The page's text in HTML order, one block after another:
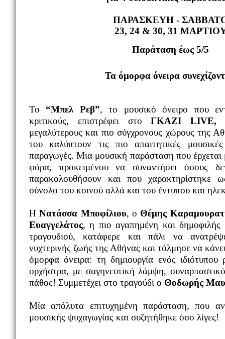
ΠΑΡΑΣΚΕΥΗ -
23, 24 & 30, 31
Παράταση έως 5/5
Τα όμορφα όνειρα
Το “Μπελ Ρεβ”, το μουσικό όνειρο που
κριτικούς, επιστρέφει στοΓΚΑΖΙ
μεγαλύτερους και πιο σύγχρονους χώρους της
του καλύπτουν τις πιο απαιτητικές
παραγωγές. Μια μουσική παράσταση που έρχεται
φόρα, προκειμένου να συναντήσει όσους
παρακολουθήσουν και που χαρακτηρίστηκε
σύνολο του κοινού αλλά και του έντυπου και
ΗΝατάσσα Μποφίλιου, ο Θέμης
Ευαγγελάτος, η πιο αγαπημένη και δημοφιλής
τραγουδιού, κατάφερε και πάλι να
νυχτερινής ζωής της Αθήνας και τόλμησε να
όμορφα όνειρα: τη δημιουργία ενός ιδιότυπου
ορχήστρα, με σαγηνευτική λάμψη,
πάθος! Συμμετέχει στο τραγούδι ο Θοδωρής
Μία απόλυτα επιτυχημένη παράσταση, που
μουσικής ψυχαγωγίας και συζητήθηκε όσο λίγες!